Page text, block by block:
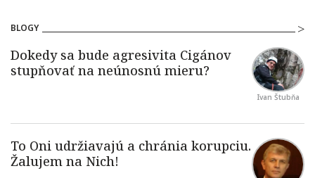
BLOGY
Ivan Štubňa